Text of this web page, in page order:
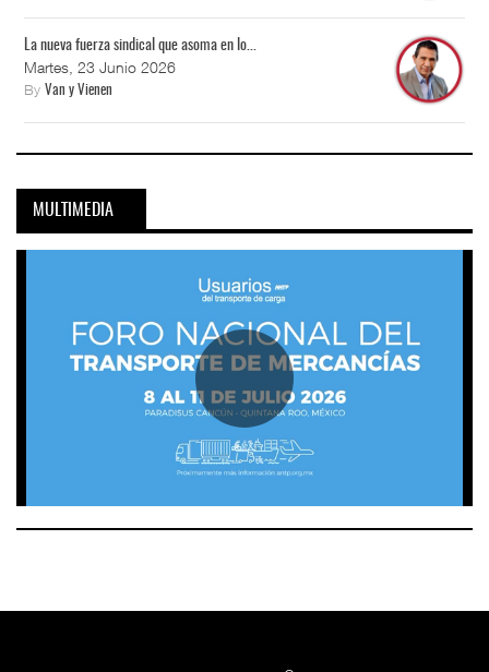
La nueva fuerza sindical que asoma en lo...
Martes, 23 Junio 2026
By Van y Vienen
MULTIMEDIA